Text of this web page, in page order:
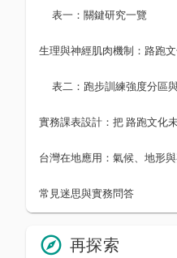
表一：關鍵研究一覽
表二：跑步訓練強度分區
台灣在地應用：氣候、地形
常見迷思與實務問答
再探索